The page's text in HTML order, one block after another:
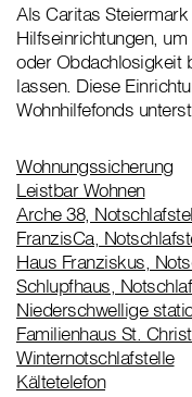
Als Caritas
Hilfseinrichtungen,
oder Obdachlosigkeit
lassen. Diese
Wohnhilfefonds
Wohnungssicherung
Leistbar Wohnen
Arche 38,
FranzisCa,
Haus Franziskus,
Schlupfhaus,
Niederschwellige
Familienhaus St.
Winternotschlafstelle
Kältetelefon